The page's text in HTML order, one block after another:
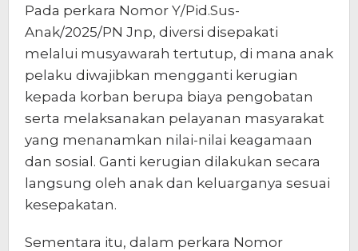
Pada perkara Nomor Y/Pid.Sus-
Anak/2025/PN Jnp, diversi disepakati
melalui musyawarah tertutup, di mana anak
pelaku diwajibkan mengganti kerugian
kepada korban berupa biaya pengobatan
serta melaksanakan pelayanan masyarakat
yang menanamkan nilai-nilai keagamaan
dan sosial. Ganti kerugian dilakukan secara
langsung oleh anak dan keluarganya sesuai
kesepakatan.
Sementara itu, dalam perkara Nomor